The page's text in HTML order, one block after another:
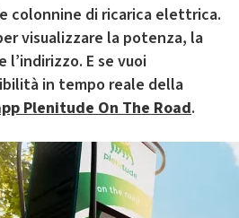
colonnine di ricarica elettrica.
visualizzare la potenza, la
E se vuoi
in tempo reale della
Plenitude On The Road.